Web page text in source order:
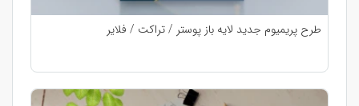
طرح پریمیوم جدید لایه باز پوستر / تراکت / فلایر